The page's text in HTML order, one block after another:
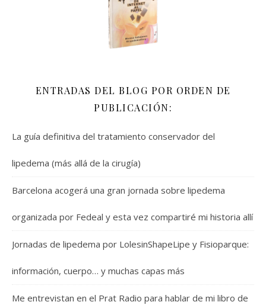
ENTRADAS DEL BLOG POR ORDEN DE
PUBLICACIÓN:
La guía definitiva del tratamiento conservador del
lipedema (más allá de la cirugía)
Barcelona acogerá una gran jornada sobre lipedema
organizada por Fedeal y esta vez compartiré mi historia allí
Jornadas de lipedema por LolesinShapeLipe y Fisioparque:
información, cuerpo… y muchas capas más
Me entrevistan en el Prat Radio para hablar de mi libro de